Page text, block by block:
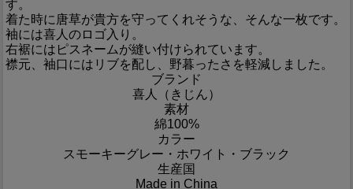
す。
着た時に唐草が貴方を守ってくれそうな、そんな一枚です。
袖には喜人のロゴ入り。
右裾にはピスネームが縫い付けられています。
襟元、袖口にはリブを配し、野暮ったさを軽減しました。
ブランド
喜人（きじん）
素材
綿100%
カラー
スモーキーグレー・ホワイト・ブラック
生産国
Made in China